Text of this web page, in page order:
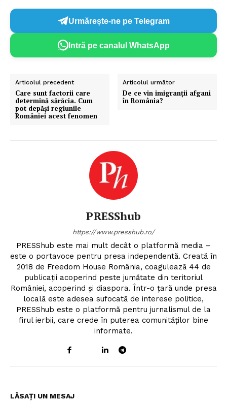
Urmărește-ne pe Telegram
Intră pe canalul WhatsApp
Articolul precedent
Care sunt factorii care
determină sărăcia. Cum
pot depăși regiunile
României acest fenomen
Articolul următor
De ce vin imigranții afgani
în România?
PRESShub
https://www.presshub.ro/
PRESShub este mai mult decât o platformă media –
este o portavoce pentru presa independentă. Creată în
2018 de Freedom House România, coagulează 44 de
publicații acoperind peste jumătate din teritoriul
României, acoperind și diaspora. Într-o țară unde presa
locală este adesea sufocată de interese politice,
PRESShub este o platformă pentru jurnalismul de la
firul ierbii, care crede în puterea comunităților bine
informate.
LĂSAȚI UN MESAJ